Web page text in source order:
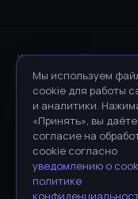
Мы используем
cookie для работы
и аналитики.
«Принять», вы даёте
согласие на
cookie согласно
уведомлению о
политике
WBPROD — набор AI-
автоматизации для
информационно-
рекомендации;
выдаче) зависят от
гарантируются. Сервис
предпринимательских
иные упомянутые
WBPROD не
Вильгельм Иванович,